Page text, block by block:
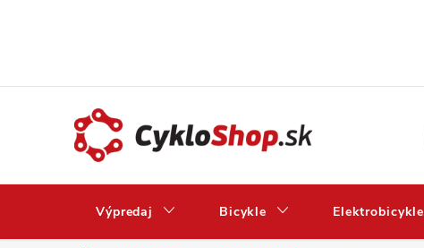
Výpredaj Bicykle Elektrobicykle